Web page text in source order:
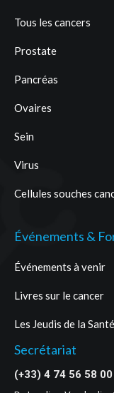
Tous les cancers
Prostate
Pancréas
Ovaires
Sein
Virus
Cellules souches
Événements &
Événements à venir
Livres sur le cancer
Les Jeudis de la Santé
Secrétariat
(+33) 4 74 56 58 00